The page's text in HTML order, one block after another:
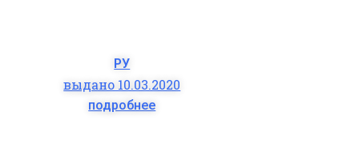
РУ
выдано 10.03.2020
подробнее